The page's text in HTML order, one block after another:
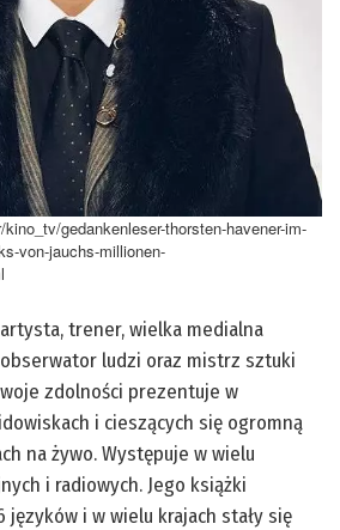
gedankenleser-thorsten-havener-im-
von-jauchs-millionen-
trener, wielka medialna
ludzi oraz mistrz sztuki
zdolności prezentuje w
i cieszących się ogromną
na żywo. Występuje w wielu
i radiowych. Jego książki
języków i w wielu krajach stały się